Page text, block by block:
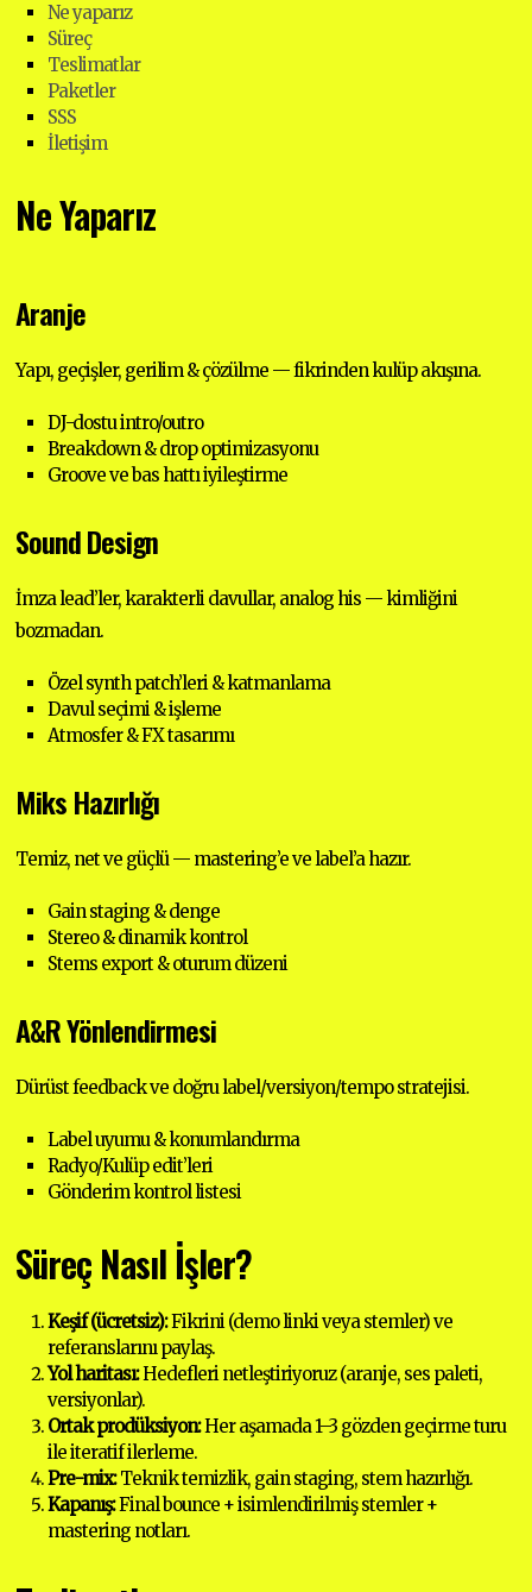
Ne yaparız
Süreç
Teslimatlar
Paketler
SSS
İletişim
Ne Yaparız
Aranje
Yapı, geçişler, gerilim & çözülme — fikrinden kulüp akışına.
DJ-dostu intro/outro
Breakdown & drop optimizasyonu
Groove ve bas hattı iyileştirme
Sound Design
İmza lead’ler, karakterli davullar, analog his — kimliğini
bozmadan.
Özel synth patch’leri & katmanlama
Davul seçimi & işleme
Atmosfer & FX tasarımı
Miks Hazırlığı
Temiz, net ve güçlü — mastering’e ve label’a hazır.
Gain staging & denge
Stereo & dinamik kontrol
Stems export & oturum düzeni
A&R Yönlendirmesi
Dürüst feedback ve doğru label/versiyon/tempo stratejisi.
Label uyumu & konumlandırma
Radyo/Kulüp edit’leri
Gönderim kontrol listesi
Süreç Nasıl İşler?
Keşif (ücretsiz):Fikrini (demo linki veya stemler) ve
referanslarını paylaş.
Yol haritası:Hedefleri netleştiriyoruz (aranje, ses paleti,
versiyonlar).
Ortak prodüksiyon:Her aşamada 1–3 gözden geçirme turu
ile iteratif ilerleme.
Pre-mix:Teknik temizlik, gain staging, stem hazırlığı.
Kapanış:Final bounce + isimlendirilmiş stemler +
mastering notları.